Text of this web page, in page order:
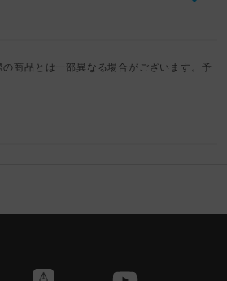
商品とは一部異なる場合がございます。予